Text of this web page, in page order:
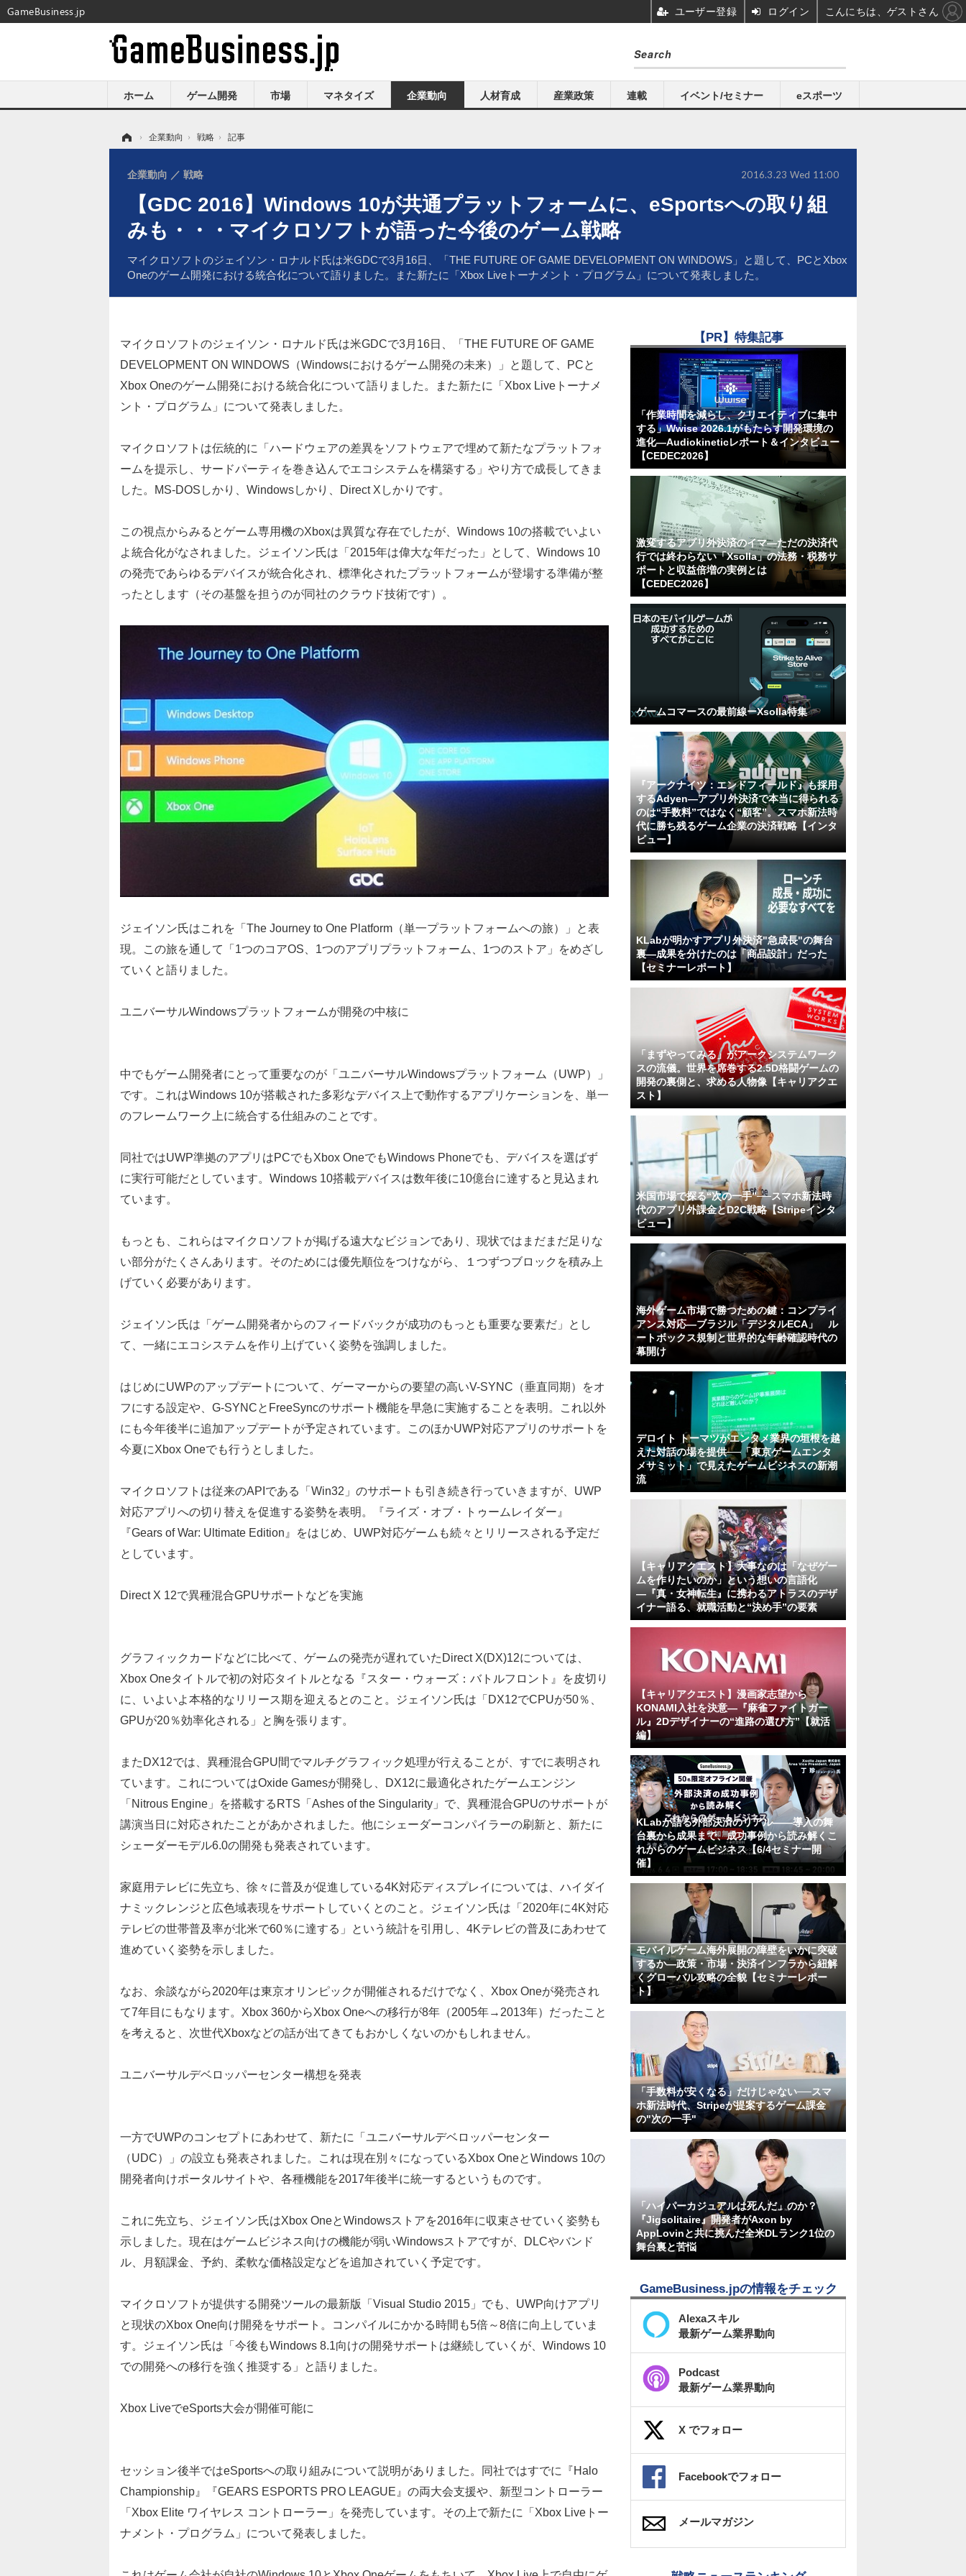
ホーム ゲーム開発 市場 マネタイズ 企業動向 人材育成 産業政策 連載 イベント/セミナー eスポーツ
› 企業動向 › 戦略 › 記事
【GDC 2016】Windows 10が共通プラットフォームに、eSportsへの取り組
みも・・・マイクロソフトが語った今後のゲーム戦略
マイクロソフトのジェイソン・ロナルド氏は米GDCで3月16日、「THE FUTURE OF GAME DEVELOPMENT ON WINDOWS」と題して、PCとXbox
Oneのゲーム開発における統合化について語りました。また新たに「Xbox Liveトーナメント・プログラム」について発表しました。
企業動向 戦略 2016.3.23 Wed 11:00
マイクロソフトのジェイソン・ロナルド氏は米GDCで3月16日、「THE FUTURE OF GAME
DEVELOPMENT ON WINDOWS（Windowsにおけるゲーム開発の未来）」と題して、PCと
Xbox Oneのゲーム開発における統合化について語りました。また新たに「Xbox Liveトーナメ
ント・プログラム」について発表しました。
マイクロソフトは伝統的に「ハードウェアの差異をソフトウェアで埋めて新たなプラットフォ
ームを提示し、サードパーティを巻き込んでエコシステムを構築する」やり方で成長してきま
した。MS-DOSしかり、Windowsしかり、Direct Xしかりです。
この視点からみるとゲーム専用機のXboxは異質な存在でしたが、Windows 10の搭載でいよい
よ統合化がなされました。ジェイソン氏は「2015年は偉大な年だった」として、Windows 10
の発売であらゆるデバイスが統合化され、標準化されたプラットフォームが登場する準備が整
ったとします（その基盤を担うのが同社のクラウド技術です）。
ジェイソン氏はこれを「The Journey to One Platform（単一プラットフォームへの旅）」と表
現。この旅を通して「1つのコアOS、1つのアプリプラットフォーム、1つのストア」をめざし
ていくと語りました。
ユニバーサルWindowsプラットフォームが開発の中核に
中でもゲーム開発者にとって重要なのが「ユニバーサルWindowsプラットフォーム（UWP）」
です。これはWindows 10が搭載された多彩なデバイス上で動作するアプリケーションを、単一
のフレームワーク上に統合する仕組みのことです。
同社ではUWP準拠のアプリはPCでもXbox OneでもWindows Phoneでも、デバイスを選ばず
に実行可能だとしています。Windows 10搭載デバイスは数年後に10億台に達すると見込まれ
ています。
もっとも、これらはマイクロソフトが掲げる遠大なビジョンであり、現状ではまだまだ足りな
い部分がたくさんあります。そのためには優先順位をつけながら、１つずつブロックを積み上
げていく必要があります。
ジェイソン氏は「ゲーム開発者からのフィードバックが成功のもっとも重要な要素だ」とし
て、一緒にエコシステムを作り上げていく姿勢を強調しました。
はじめにUWPのアップデートについて、ゲーマーからの要望の高いV-SYNC（垂直同期）をオ
フにする設定や、G-SYNCとFreeSyncのサポート機能を早急に実施することを表明。これ以外
にも今年後半に追加アップデートが予定されています。このほかUWP対応アプリのサポートを
今夏にXbox Oneでも行うとしました。
マイクロソフトは従来のAPIである「Win32」のサポートも引き続き行っていきますが、UWP
対応アプリへの切り替えを促進する姿勢を表明。『ライズ・オブ・トゥームレイダー』
『Gears of War: Ultimate Edition』をはじめ、UWP対応ゲームも続々とリリースされる予定だ
としています。
Direct X 12で異種混合GPUサポートなどを実施
グラフィックカードなどに比べて、ゲームの発売が遅れていたDirect X(DX)12については、
Xbox Oneタイトルで初の対応タイトルとなる『スター・ウォーズ：バトルフロント』を皮切り
に、いよいよ本格的なリリース期を迎えるとのこと。ジェイソン氏は「DX12でCPUが50％、
GPUが20％効率化される」と胸を張ります。
またDX12では、異種混合GPU間でマルチグラフィック処理が行えることが、すでに表明され
ています。これについてはOxide Gamesが開発し、DX12に最適化されたゲームエンジン
「Nitrous Engine」を搭載するRTS「Ashes of the Singularity」で、異種混合GPUのサポートが
講演当日に対応されたことがあかされました。他にシェーダーコンパイラーの刷新と、新たに
シェーダーモデル6.0の開発も発表されています。
家庭用テレビに先立ち、徐々に普及が促進している4K対応ディスプレイについては、ハイダイ
ナミックレンジと広色域表現をサポートしていくとのこと。ジェイソン氏は「2020年に4K対応
テレビの世帯普及率が北米で60％に達する」という統計を引用し、4Kテレビの普及にあわせて
進めていく姿勢を示しました。
なお、余談ながら2020年は東京オリンピックが開催されるだけでなく、Xbox Oneが発売され
て7年目にもなります。Xbox 360からXbox Oneへの移行が8年（2005年→2013年）だったこと
を考えると、次世代Xboxなどの話が出てきてもおかしくないのかもしれません。
ユニバーサルデベロッパーセンター構想を発表
一方でUWPのコンセプトにあわせて、新たに「ユニバーサルデベロッパーセンター
（UDC）」の設立も発表されました。これは現在別々になっているXbox OneとWindows 10の
開発者向けポータルサイトや、各種機能を2017年後半に統一するというものです。
これに先立ち、ジェイソン氏はXbox OneとWindowsストアを2016年に収束させていく姿勢も
示しました。現在はゲームビジネス向けの機能が弱いWindowsストアですが、DLCやバンド
ル、月額課金、予約、柔軟な価格設定などを追加されていく予定です。
マイクロソフトが提供する開発ツールの最新版「Visual Studio 2015」でも、UWP向けアプリ
と現状のXbox One向け開発をサポート。コンパイルにかかる時間も5倍～8倍に向上していま
す。ジェイソン氏は「今後もWindows 8.1向けの開発サポートは継続していくが、Windows 10
での開発への移行を強く推奨する」と語りました。
Xbox LiveでeSports大会が開催可能に
セッション後半ではeSportsへの取り組みについて説明がありました。同社ではすでに『Halo
Championship』『GEARS ESPORTS PRO LEAGUE』の両大会支援や、新型コントローラー
「Xbox Elite ワイヤレス コントローラー」を発売しています。その上で新たに「Xbox Liveトー
ナメント・プログラム」について発表しました。
【PR】特集記事
「作業時間を減らし、クリエイティブに集中
する」Wwise 2026.1がもたらす開発環境の
進化―Audiokineticレポート＆インタビュー
【CEDEC2026】
激変するアプリ外決済のイマ―ただの決済代
行では終わらない「Xsolla」の法務・税務サ
ポートと収益倍増の実例とは
【CEDEC2026】
ゲームコマースの最前線ーXsolla特集
『アークナイツ：エンドフィールド』も採用
するAdyen―アプリ外決済で本当に得られる
のは“手数料”ではなく“顧客”。スマホ新法時
代に勝ち残るゲーム企業の決済戦略【インタ
ビュー】
KLabが明かすアプリ外決済"急成長"の舞台
裏―成果を分けたのは「商品設計」だった
【セミナーレポート】
「まずやってみる」がアークシステムワーク
スの流儀。世界を席巻する2.5D格闘ゲームの
開発の裏側と、求める人物像【キャリアクエ
スト】
米国市場で探る“次の一手”──スマホ新法時
代のアプリ外課金とD2C戦略【Stripeインタ
ビュー】
海外ゲーム市場で勝つための鍵：コンプライ
アンス対応—ブラジル「デジタルECA」 ル
ートボックス規制と世界的な年齢確認時代の
幕開け
デロイト トーマツがエンタメ業界の垣根を越
えた対話の場を提供──「東京ゲームエンタ
メサミット」で見えたゲームビジネスの新潮
流
【キャリアクエスト】大事なのは「なぜゲー
ムを作りたいのか」という想いの言語化
―『真・女神転生』に携わるアトラスのデザ
イナー語る、就職活動と“決め手”の要素
【キャリアクエスト】漫画家志望から
KONAMI入社を決意―『麻雀ファイトガー
ル』2Dデザイナーの“進路の選び方”【就活
編】
KLabが語る外部決済のリアル――導入の舞
台裏から成果まで、成功事例から読み解くこ
れからのゲームビジネス【6/4セミナー開
催】
モバイルゲーム海外展開の障壁をいかに突破
するか―政策・市場・決済インフラから紐解
くグローバル攻略の全貌【セミナーレポー
ト】
「手数料が安くなる」だけじゃない──スマ
ホ新法時代、Stripeが提案するゲーム課金
の"次の一手"
「ハイパーカジュアルは死んだ」のか？
『Jigsolitaire』開発者がAxon by
AppLovinと共に挑んだ全米DLランク1位の
舞台裏と苦悩
GameBusiness.jpの情報をチェック
Alexaスキル
最新ゲーム業界動向
Podcast
最新ゲーム業界動向
X でフォロー
Facebookでフォロー
メールマガジン
GameBusiness.jp ユーザー登録 ログイン こんにちは、ゲストさん